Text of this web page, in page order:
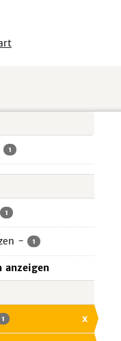
1
1
- 1
anzeigen
1 x